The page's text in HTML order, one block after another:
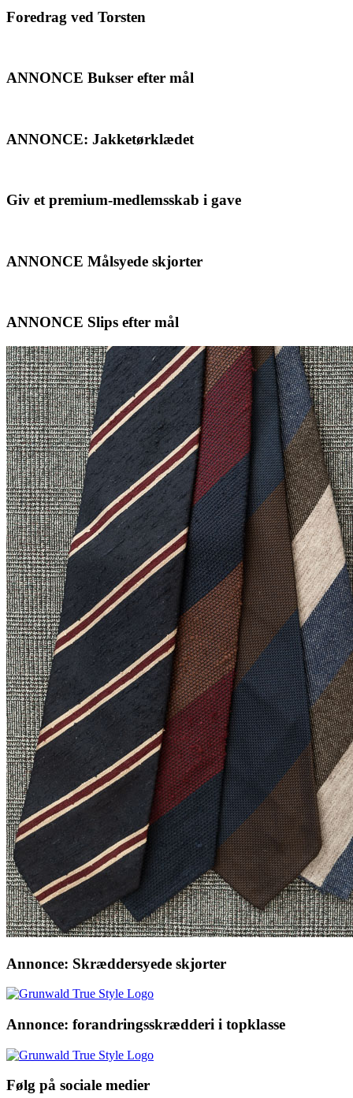
Foredrag ved Torsten
ANNONCE Bukser efter mål
ANNONCE: Jakketørklædet
Giv et premium-medlemsskab i gave
ANNONCE Målsyede skjorter
ANNONCE Slips efter mål
Annonce: Skræddersyede skjorter
Annonce: forandringsskrædderi i topklasse
Følg på sociale medier